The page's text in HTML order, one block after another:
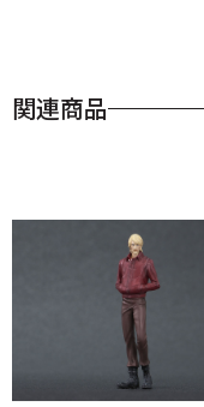
関連商品